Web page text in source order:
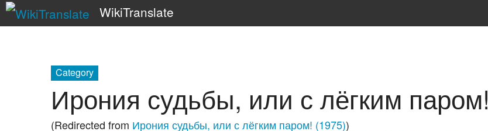
WikiTranslate
Category
Ирония судьбы, или с лёгким паром!
(Redirected from Ирония судьбы, или с лёгким паром! (1975))